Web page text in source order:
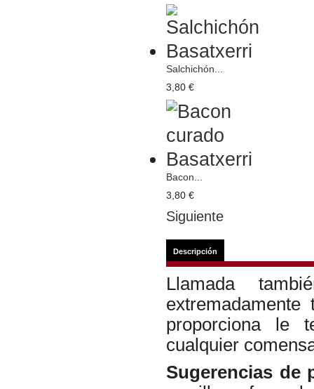
Salchichón...
3,80 €
Bacon...
3,80 €
Siguiente
Descripción
Llamada
proporciona le
cualquier
Sugerencias de